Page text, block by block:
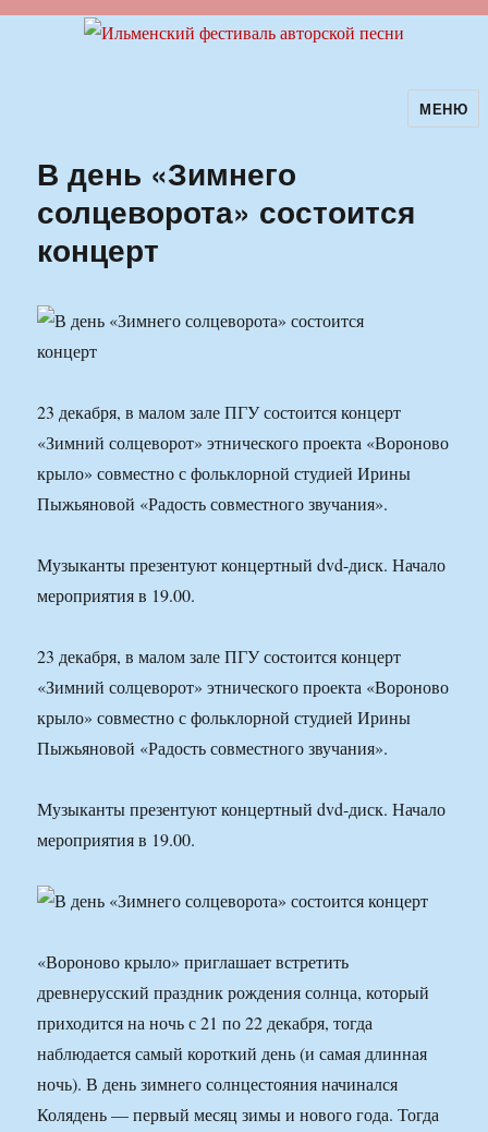
Ильменский фестиваль авторскойМЕНЮ
В день «Зимнего
солцеворота» состоится
концерт
23 декабря, в малом зале ПГУ состоится концерт
«Зимний солцеворот» этнического проекта «Вороново
крыло» совместно с фольклорной студией Ирины
Пыжьяновой «Радость совместного звучания».
Музыканты презентуют концертный dvd-диск. Начало
мероприятия в 19.00.
23 декабря, в малом зале ПГУ состоится концерт
«Зимний солцеворот» этнического проекта «Вороново
крыло» совместно с фольклорной студией Ирины
Пыжьяновой «Радость совместного звучания».
Музыканты презентуют концертный dvd-диск. Начало
мероприятия в 19.00.
«Вороново крыло» приглашает встретить
древнерусский праздник рождения солнца, который
приходится на ночь с 21 по 22 декабря, тогда
наблюдается самый короткий день (и самая длинная
ночь). В день зимнего солнцестояния начинался
Колядень — первый месяц зимы и нового года. Тогда